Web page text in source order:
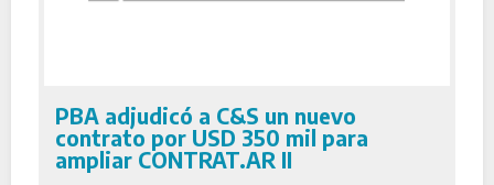
PBA adjudicó a C&S un nuevo
contrato por USD 350 mil para
ampliar CONTRAT.AR II